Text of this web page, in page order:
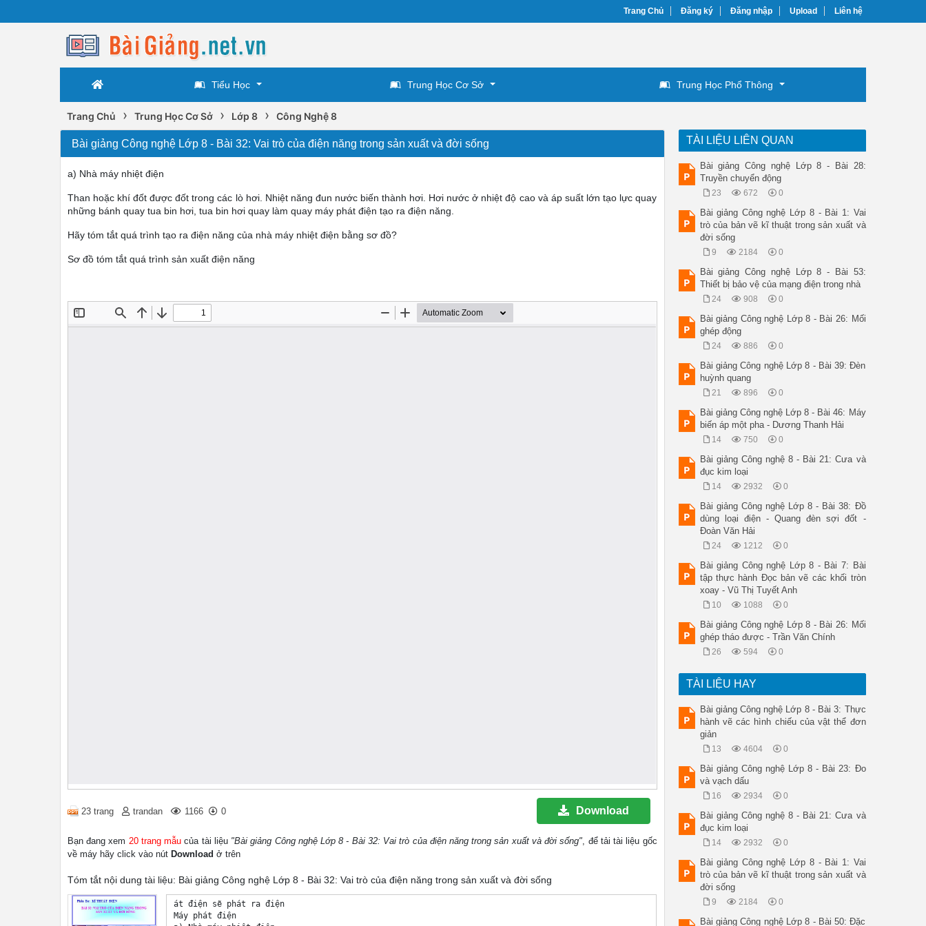
Trang Chủ Đăng ký Đăng nhập Upload Liên hệ
Tiểu Học Trung Học Cơ Sở Trung Học Phổ Thông
Trang Chủ › Trung Học Cơ Sở › Lớp 8 › Công Nghệ 8
Bài giảng Công nghệ Lớp 8 - Bài 32: Vai trò của điện năng trong sản xuất và đời sống
a) Nhà máy nhiệt điện
Than hoặc khí đốt được đốt trong các lò hơi. Nhiệt năng đun nước biến thành hơi. Hơi nước ở nhiệt độ cao và áp suất lớn tạo lực quay
những bánh quay tua bin hơi, tua bin hơi quay làm quay máy phát điện tạo ra điện năng.
Hãy tóm tắt quá trình tạo ra điện năng của nhà máy nhiệt điện bằng sơ đồ?
Sơ đồ tóm tắt quá trình sản xuất điện năng
23 trang trandan 1166 0 Download
Bạn đang xem 20 trang mẫu của tài liệu "Bài giảng Công nghệ Lớp 8 - Bài 32: Vai trò của điện năng trong sản xuất và đời sống", để tải tài liệu gốc
về máy hãy click vào nút Download ở trên
Tóm tắt nội dung tài liệu: Bài giảng Công nghệ Lớp 8 - Bài 32: Vai trò của điện năng trong sản xuất và đời sống
át điện sẽ phát ra điện
Máy phát điện
TÀI LIỆU LIÊN QUAN
Bài giảng Công nghệ Lớp 8 - Bài 28:
Truyền chuyển động
23 672 0
Bài giảng Công nghệ Lớp 8 - Bài 1: Vai
trò của bản vẽ kĩ thuật trong sản xuất và
đời sống
9 2184 0
Bài giảng Công nghệ Lớp 8 - Bài 53:
Thiết bị bảo vệ của mạng điện trong nhà
24 908 0
Bài giảng Công nghệ Lớp 8 - Bài 26: Mối
ghép động
24 886 0
Bài giảng Công nghệ Lớp 8 - Bài 39: Đèn
huỳnh quang
21 896 0
Bài giảng Công nghệ Lớp 8 - Bài 46: Máy
biến áp một pha - Dương Thanh Hải
14 750 0
Bài giảng Công nghệ 8 - Bài 21: Cưa và
đục kim loại
14 2932 0
Bài giảng Công nghệ Lớp 8 - Bài 38: Đồ
dùng loại điện - Quang đèn sợi đốt -
Đoàn Văn Hải
24 1212 0
Bài giảng Công nghệ Lớp 8 - Bài 7: Bài
tập thực hành Đọc bản vẽ các khối tròn
xoay - Vũ Thị Tuyết Anh
10 1088 0
Bài giảng Công nghệ Lớp 8 - Bài 26: Mối
ghép tháo được - Trần Văn Chính
26 594 0
TÀI LIỆU HAY
Bài giảng Công nghệ Lớp 8 - Bài 3: Thực
hành vẽ các hình chiếu của vật thể đơn
giản
13 4604 0
Bài giảng Công nghệ Lớp 8 - Bài 23: Đo
và vạch dấu
16 2934 0
Bài giảng Công nghệ 8 - Bài 21: Cưa và
đục kim loại
14 2932 0
Bài giảng Công nghệ Lớp 8 - Bài 1: Vai
trò của bản vẽ kĩ thuật trong sản xuất và
đời sống
9 2184 0
Bài giảng Công nghệ Lớp 8 - Bài 50: Đặc